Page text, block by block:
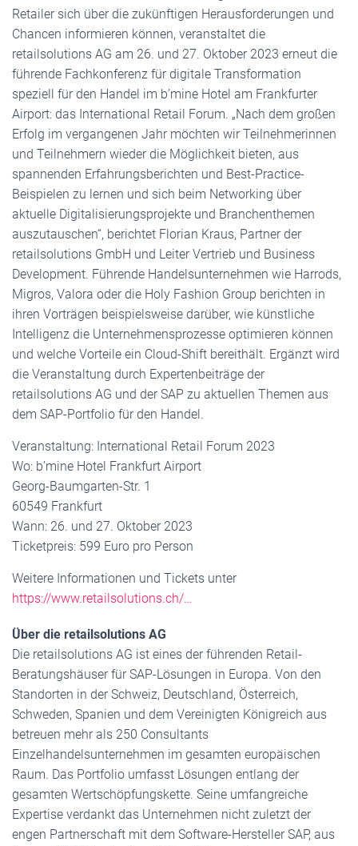
Retailer sich über die zukünftigen Herausforderungen und
Chancen informieren können, veranstaltet die
retailsolutions AG am 26. und 27. Oktober 2023 erneut die
führende Fachkonferenz für digitale Transformation
speziell für den Handel im b’mine Hotel am Frankfurter
Airport: das International Retail Forum. „Nach dem großen
Erfolg im vergangenen Jahr möchten wir Teilnehmerinnen
und Teilnehmern wieder die Möglichkeit bieten, aus
spannenden Erfahrungsberichten und Best-Practice-
Beispielen zu lernen und sich beim Networking über
aktuelle Digitalisierungsprojekte und Branchenthemen
auszutauschen“, berichtet Florian Kraus, Partner der
retailsolutions GmbH und Leiter Vertrieb und Business
Development. Führende Handelsunternehmen wie Harrods,
Migros, Valora oder die Holy Fashion Group berichten in
ihren Vorträgen beispielsweise darüber, wie künstliche
Intelligenz die Unternehmensprozesse optimieren können
und welche Vorteile ein Cloud-Shift bereithält. Ergänzt wird
die Veranstaltung durch Expertenbeiträge der
retailsolutions AG und der SAP zu aktuellen Themen aus
dem SAP-Portfolio für den Handel.
Veranstaltung: International Retail Forum 2023
Wo: b’mine Hotel Frankfurt Airport
Georg-Baumgarten-Str. 1
60549 Frankfurt
Wann: 26. und 27. Oktober 2023
Ticketpreis: 599 Euro pro Person
Weitere Informationen und Tickets unter
https://www.retailsolutions.ch/…
Über die retailsolutions AG
Die retailsolutions AG ist eines der führenden Retail-
Beratungshäuser für SAP-Lösungen in Europa. Von den
Standorten in der Schweiz, Deutschland, Österreich,
Schweden, Spanien und dem Vereinigten Königreich aus
betreuen mehr als 250 Consultants
Einzelhandelsunternehmen im gesamten europäischen
Raum. Das Portfolio umfasst Lösungen entlang der
gesamten Wertschöpfungskette. Seine umfangreiche
Expertise verdankt das Unternehmen nicht zuletzt der
engen Partnerschaft mit dem Software-Hersteller SAP, aus